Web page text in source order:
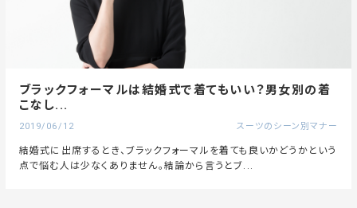
ブラックフォーマルは結婚式で着てもいい？男女別の着
こなし...
2019/06/12 スーツのシーン別マナー
結婚式に出席するとき、ブラックフォーマルを着ても良いかどうかという
点で悩む人は少なくありません。結論から言うとブ...